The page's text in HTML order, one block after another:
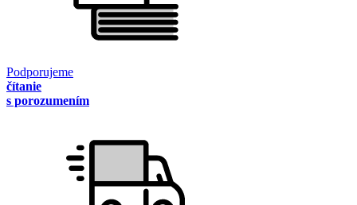
Podporujeme
čítanie
s porozumením